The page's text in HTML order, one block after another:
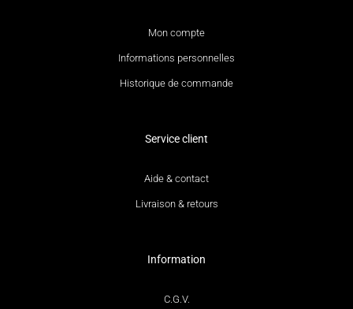
Mon compte
Informations personnelles
Historique de commande
Service client
Aide & contact
Livraison & retours
Information
C.G.V.